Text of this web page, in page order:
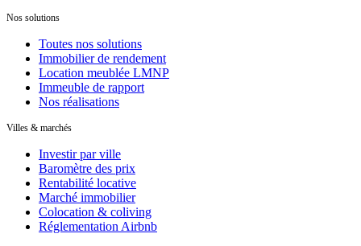
Nos solutions
Toutes nos solutions
Immobilier de rendement
Location meublée LMNP
Immeuble de rapport
Nos réalisations
Villes & marchés
Investir par ville
Baromètre des prix
Rentabilité locative
Marché immobilier
Colocation & coliving
Réglementation Airbnb